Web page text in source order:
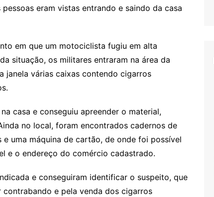
eram vistas entrando e saindo da casa
em que um motociclista fugiu em alta
situação, os militares entraram na área da
janela várias caixas contendo cigarros
casa e conseguiu apreender o material,
no local, foram encontrados cadernos de
uma máquina de cartão, de onde foi possível
e o endereço do comércio cadastrado.
e conseguiram identificar o suspeito, que
e pela venda dos cigarros